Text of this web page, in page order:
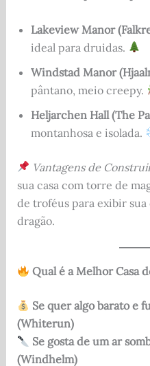
Lakeview Manor
ideal para druidas.
Windstad Manor
pântano, meio creepy.
Heljarchen Hall (The
montanhosa e isolada.
Vantagens de
sua casa com torre de
de troféus para exibir sua
dragão.
Qual é a Melhor Casa
Se quer algo barato e
(Whiterun)
Se gosta de um ar
(Windhelm)